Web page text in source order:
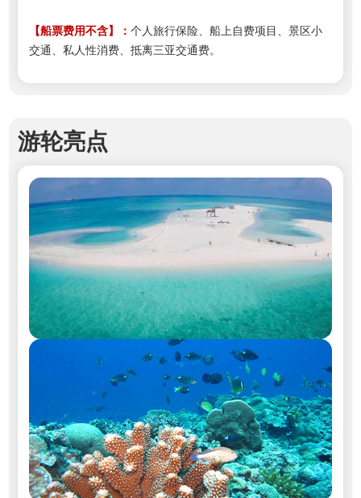
【船票费用不含】 ：个人旅行保险、船上自费项目、景区小
交通、私人性消费、抵离三亚交通费。
游轮亮点